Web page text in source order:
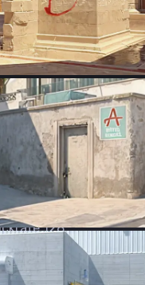
o8veM
128